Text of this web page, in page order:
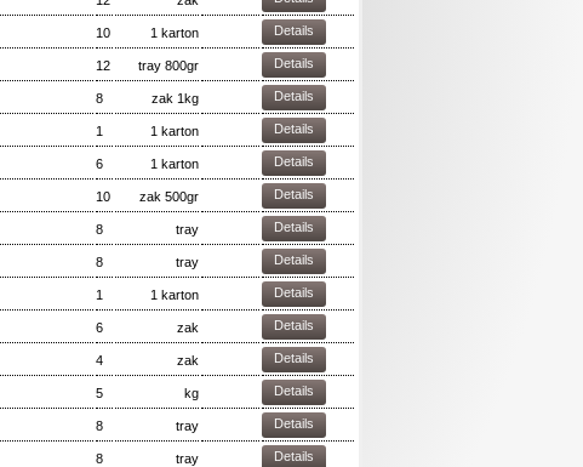
10 1 karton Details
12 tray 800gr Details
8 zak 1kg Details
1 1 karton Details
6 1 karton Details
10 zak 500gr Details
8 tray Details
8 tray Details
1 1 karton Details
6 zak Details
4 zak Details
5 kg Details
8 tray Details
8 tray Details